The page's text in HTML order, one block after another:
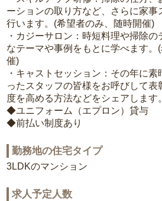
ーションの取り方など、さらに家事
行います。(希望者のみ、随時開催)
・カジーサロン：時短料理や掃除
なテーマや事例をもとに学べます。
催)
・キャストセッション：その年に
ったスタッフの皆様をお呼びして表
度を高める方法などをシェアします
◆ユニフォーム（エプロン）貸与
◆前払い制度あり
勤務地の住宅タイプ
3LDKのマンション
求人予定人数